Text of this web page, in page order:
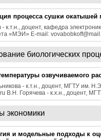
процесса сушки окатышей
- к.т.н., доцент, кафедра
«МЭИ» E-mail:
биологических
озвучиваемого
- к.т.н., доцент, МГТУ им.
В.Н. Горячева - к.х.н., доцент,
экономики
и модельные подходы к